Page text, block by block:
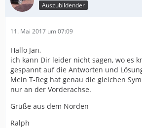
Auszubildender
11. Mai 2017 um 07:09
Hallo Jan,
ich kann Dir leider nicht sagen, wo es
gespannt auf die Antworten und
Mein T-Reg hat genau die gleichen
nur an der Vorderachse.
Grüße aus dem Norden
Ralph